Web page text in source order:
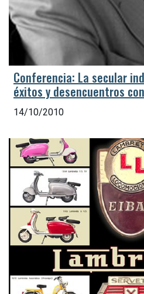
Conferencia: La secular
éxitos y desencuentros
14/10/2010